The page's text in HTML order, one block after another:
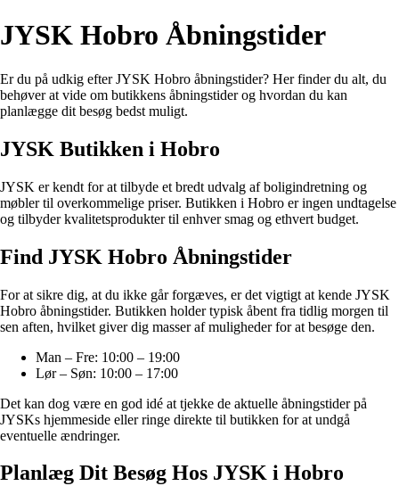
JYSK Hobro Åbningstider
Er du på udkig efter JYSK Hobro åbningstider? Her finder du alt, du
behøver at vide om butikkens åbningstider og hvordan du kan
planlægge dit besøg bedst muligt.
JYSK Butikken i Hobro
JYSK er kendt for at tilbyde et bredt udvalg af boligindretning og
møbler til overkommelige priser. Butikken i Hobro er ingen undtagelse
og tilbyder kvalitetsprodukter til enhver smag og ethvert budget.
Find JYSK Hobro Åbningstider
For at sikre dig, at du ikke går forgæves, er det vigtigt at kende JYSK
Hobro åbningstider. Butikken holder typisk åbent fra tidlig morgen til
sen aften, hvilket giver dig masser af muligheder for at besøge den.
Man – Fre: 10:00 – 19:00
Lør – Søn: 10:00 – 17:00
Det kan dog være en god idé at tjekke de aktuelle åbningstider på
JYSKs hjemmeside eller ringe direkte til butikken for at undgå
eventuelle ændringer.
Planlæg Dit Besøg Hos JYSK i Hobro